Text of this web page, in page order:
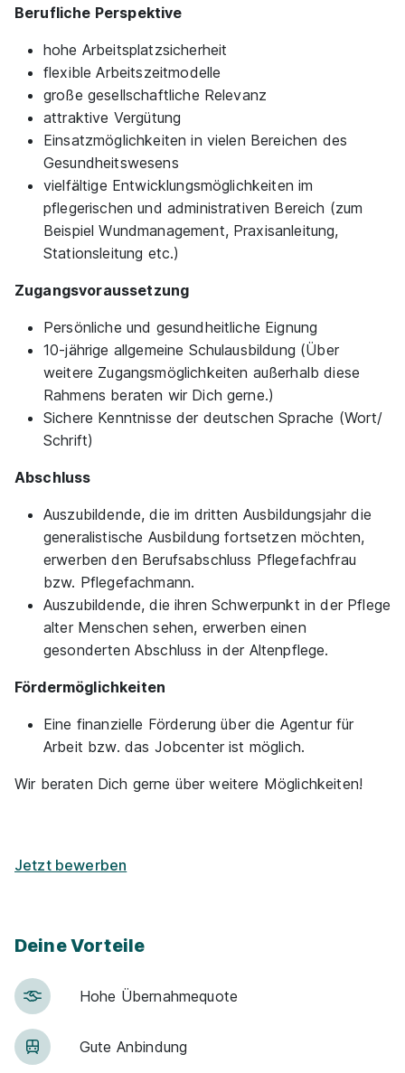
Ausbildung zum/zur Pflegefachhelfer:in
(w/m/d) KORIAN Deutschland
01.10.2026
59556 Lippstadt
Ausbildung zum/zur Pflegefachhelfer:in
(w/m/d) KORIAN Deutschland
01.10.2026
59329 Wadersloh
Ausbildung zum/zur Pflegefachhelfer:in
(w/m/d) KORIAN Deutschland
01.10.2026
59590 Geseke
Ähnliche Stellen
01.10.2027
Schnellbewerbung
Berufliche Perspektive
hohe Arbeitsplatzsicherheit
flexible Arbeitszeitmodelle
große gesellschaftliche Relevanz
attraktive Vergütung
Einsatzmöglichkeiten in vielen Bereichen des
Gesundheitswesens
vielfältige Entwicklungsmöglichkeiten im
pflegerischen und administrativen Bereich (zum
Beispiel Wundmanagement, Praxisanleitung,
Stationsleitung etc.)
Zugangsvoraussetzung
Persönliche und gesundheitliche Eignung
10-jährige allgemeine Schulausbildung (Über
weitere Zugangsmöglichkeiten außerhalb diese
Rahmens beraten wir Dich gerne.)
Sichere Kenntnisse der deutschen Sprache (Wort/
Schrift)
Abschluss
Auszubildende, die im dritten Ausbildungsjahr die
generalistische Ausbildung fortsetzen möchten,
erwerben den Berufsabschluss Pflegefachfrau
bzw. Pflegefachmann.
Auszubildende, die ihren Schwerpunkt in der Pflege
alter Menschen sehen, erwerben einen
gesonderten Abschluss in der Altenpflege.
Fördermöglichkeiten
Eine finanzielle Förderung über die Agentur für
Arbeit bzw. das Jobcenter ist möglich.
Wir beraten Dich gerne über weitere Möglichkeiten!
Jetzt bewerben
Deine Vorteile
Hohe Über­nah­me­quote
Gute An­bin­dung